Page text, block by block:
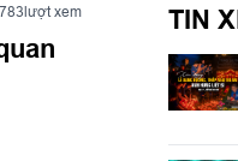
783lượt xem TIN